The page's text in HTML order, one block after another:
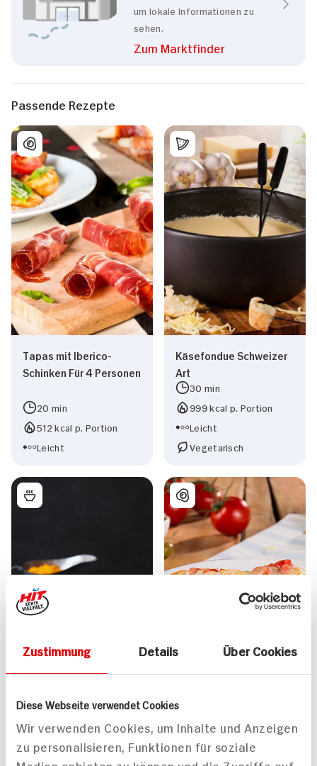
Zustimmung Details Über Cookies
Diese Webseite verwendet Cookies
Wir verwenden Cookies, um Inhalte und Anzeigen
zu personalisieren, Funktionen für soziale
um lokale Informationen zu
sehen.
Zum Marktfinder
Passende Rezepte
Tapas mit Iberico-
Schinken Für 4 Personen
20 min
512 kcal p. Portion
Leicht
Käsefondue Schweizer
Art
30 min
999 kcal p. Portion
Leicht
Vegetarisch
Bouillabaise mit Sauce
Rouille
Emmentaler-Crostini Für
4 Personen